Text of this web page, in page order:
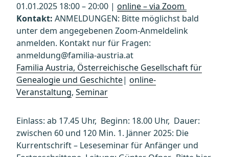
01.01.2025 18:00 – 20:00 | online – via Zoom
Kontakt: ANMELDUNGEN: Bitte möglichst bald
unter dem angegebenen Zoom-Anmeldelink
anmelden. Kontakt nur für Fragen:
anmeldung@familia-austria.at
Familia Austria, Österreichische Gesellschaft für
Genealogie und Geschichte| online-
Veranstaltung, Seminar
Einlass: ab 17.45 Uhr, Beginn: 18.00 Uhr, Dauer:
zwischen 60 und 120 Min. 1. Jänner 2025: Die
Kurrentschrift – Leseseminar für Anfänger und